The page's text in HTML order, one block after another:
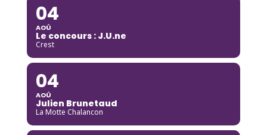
04
AOÛ
Le concours : J.U.ne
Crest
04
AOÛ
Julien Brunetaud
La Motte Chalancon